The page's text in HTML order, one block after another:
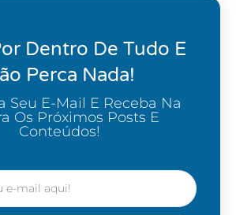
Dentro De Tudo E
Perca Nada!
Seu E-Mail E Receba Na
Os Próximos Posts E
Conteúdos!